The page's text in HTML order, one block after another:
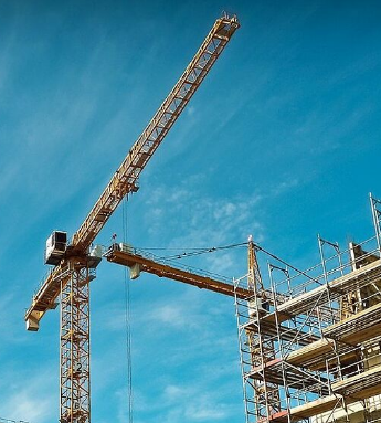
BIM
PREFABRIKACE